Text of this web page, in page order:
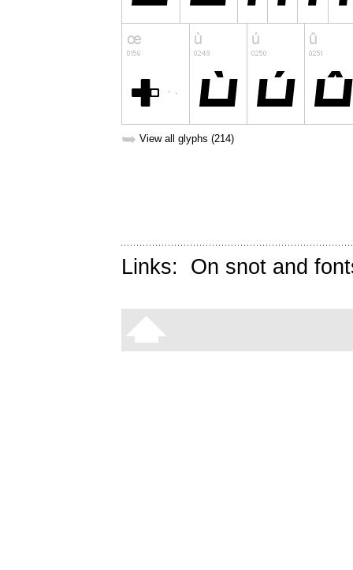
➥ View all glyphs (214)
Links: On snot and